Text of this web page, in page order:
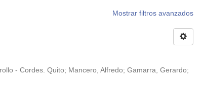
Mostrar filtros avanzados
- Cordes. Quito; Mancero, Alfredo;Gamarra, Gerardo;